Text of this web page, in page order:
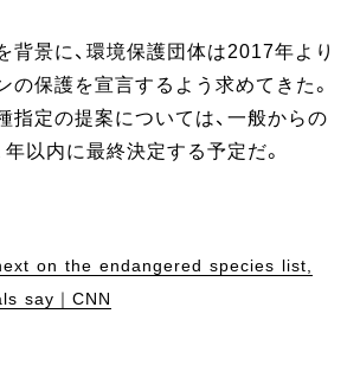
背景に、環境保護団体は2017年より
の保護を宣言するよう求めてきた。
指定の提案については、一般からの
以内に最終決定する予定だ。
on the endangered species list,
say｜CNN